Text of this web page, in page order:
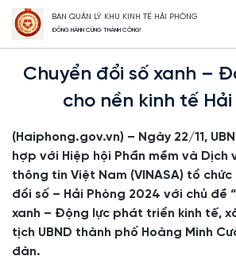
BAN QUẢN LÝ KHU KINH TẾ HẢI PHÒNG
ĐỒNG HÀNH CÙNG THÀNH CÔNG!
Trang Chủ Chuyển đổi số xanh – Động lực mới
Chuyển đổi số xanh –
cho nền kinh tế Hải
(Haiphong.gov.vn) – Ngày 22/11,
hợp với Hiệp hội Phần mềm và Dịch
thông tin Việt Nam (VINASA) tổ chức
đổi số – Hải Phòng 2024 với chủ đề
xanh – Động lực phát triển kinh tế,
tịch UBND thành phố Hoàng Minh
đàn.